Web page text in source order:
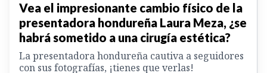
Vea el impresionante cambio físico de la
presentadora hondureña Laura Meza, ¿se
habrá sometido a una cirugía estética?
La presentadora hondureña cautiva a seguidores
con sus fotografías, ¡tienes que verlas!